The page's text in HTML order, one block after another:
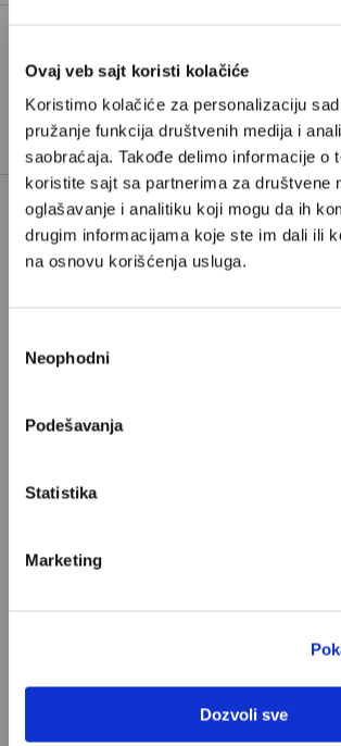
Ovaj veb sajt koristi kolačiće
Koristimo kolačiće za personalizaciju
pružanje funkcija društvenih medija i
saobraćaja. Takođe delimo informacije o
koristite sajt sa partnerima za društvene
oglašavanje i analitiku koji mogu da ih
drugim informacijama koje ste im dali ili
na osnovu korišćenja usluga.
сагласности
Neophodni
Podešavanja
Statistika
Marketing
Dozvoli sve
TAGOVI:
CHATGPT
OPENAI
VEŠTAČKA
POPULARNO
S Bogom na "ti"
za mene je Bog sloboda. Mnogi mogu da vole,
do Mihaila Lalića i Slavenke Drakulić...